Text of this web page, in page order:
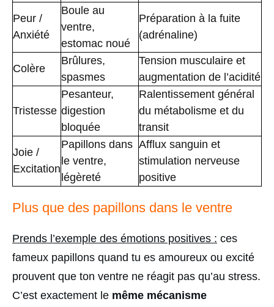
Peur /
Anxiété
Boule au
ventre,
estomac noué
Préparation à la fuite
(adrénaline)
Colère
Brûlures,
spasmes
Tension musculaire et
augmentation de l’acidité
Tristesse
Pesanteur,
digestion
bloquée
Ralentissement général
du métabolisme et du
transit
Joie /
Excitation
Papillons dans
le ventre,
légèreté
Afflux sanguin et
stimulation nerveuse
positive
Plus que des papillons dans le ventre
Prends l’exemple des émotions positives : ces
fameux papillons quand tu es amoureux ou excité
prouvent que ton ventre ne réagit pas qu’au stress.
C’est exactement le même mécanisme